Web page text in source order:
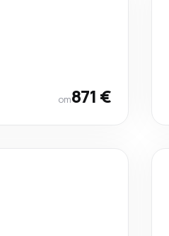
от871 €